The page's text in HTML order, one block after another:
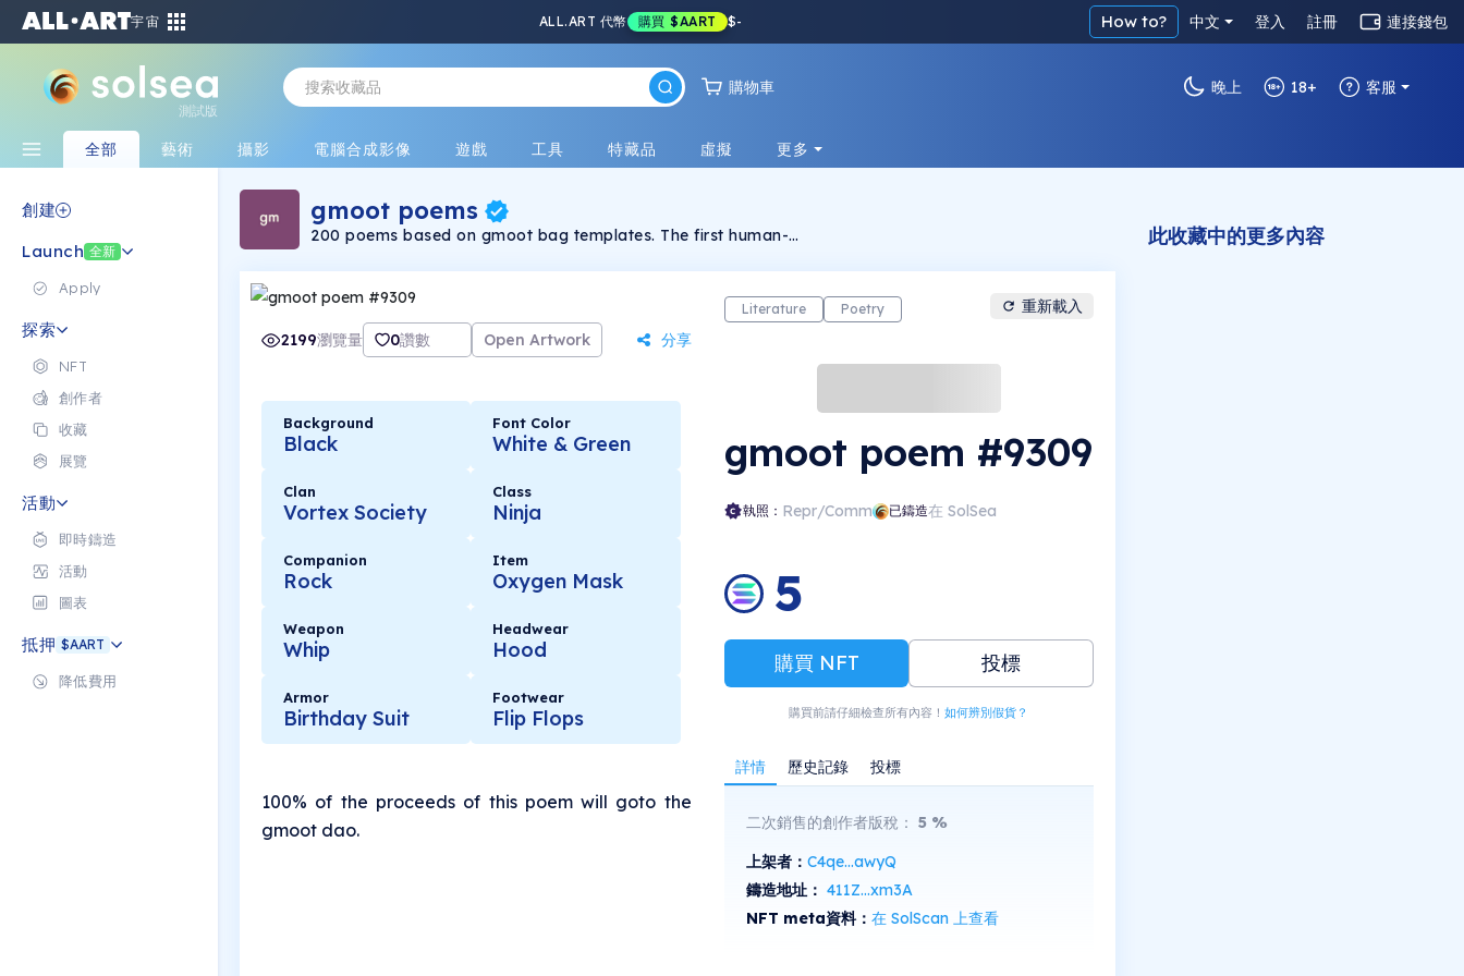
宇宙 ALL.ART 代幣 購買 $AART $- How to? 中文 登入 註冊 連接錢包
測試版
購物車 晚上 18+ 客服
全部 藝術 攝影 電腦合成影像 遊戲 工具 特藏品 虛擬 更多
創建
Launch 全新
Apply
探索
NFT
創作者
收藏
展覽
活動
即時鑄造
活動
圖表
抵押 $AART
降低費用
gmoot poems
200 poems based on gmoot bag templates. The first human-
2199瀏覽量 0讚數 Open Artwork 分享
Background
Black
Font Color
White & Green
Clan
Vortex Society
Class
Ninja
Companion
Rock
Item
Oxygen Mask
Weapon
Whip
Headwear
Hood
Armor
Birthday Suit
Footwear
Flip Flops
100% of the proceeds of this poem will goto the
gmoot dao.
Literature Poetry 重新載入
gmoot poem #9309
執照： Repr/Comm 已鑄造在 SolSea
5
購買 NFT 投標
購買前請仔細檢查所有內容！如何辨別假貨？
詳情 歷史記錄 投標
二次銷售的創作者版稅： 5%
上架者： C4qe...awyQ
鑄造地址： 411Z...xm3A
NFT meta資料： 在 SolScan 上查看
此收藏中的更多內容